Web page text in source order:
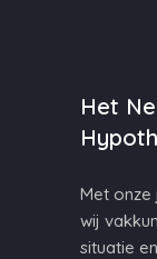
Het
Met
wij
situatie